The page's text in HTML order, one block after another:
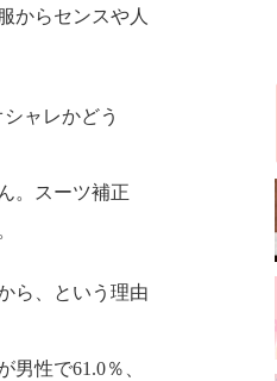
からセンスや人
ャレかどう
。スーツ補正
ら、という理由
性で61.0％、